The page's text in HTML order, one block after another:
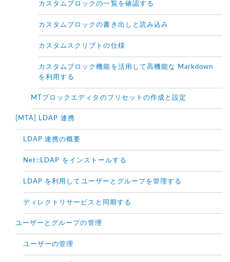
カスタムブロックの一覧を確認する
カスタムブロックの書き出しと読み込み
カスタムスクリプトの仕様
カスタムブロック機能を活用して高機能な Markdown
を利用する
MTブロックエディタのプリセットの作成と設定
[MTA] LDAP 連携
LDAP 連携の概要
Net::LDAP をインストールする
LDAP を利用してユーザーとグループを管理する
ディレクトリサービスと同期する
ユーザーとグループの管理
ユーザーの管理